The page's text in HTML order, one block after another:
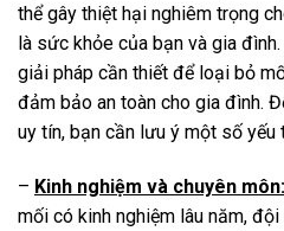
thể gây thiệt hại nghiêm trọng
là sức khỏe của bạn và gia
giải pháp cần thiết để loại bỏ
đảm bảo an toàn cho gia đình.
uy tín, bạn cần lưu ý một số yếu
– Kinh nghiệm và chuyên môn:
mối có kinh nghiệm lâu năm,